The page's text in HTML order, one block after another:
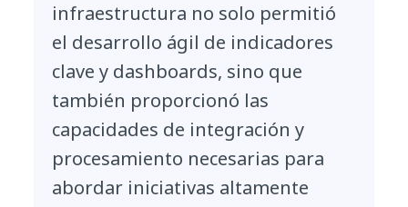
infraestructura no solo permitió
el desarrollo ágil de indicadores
clave y dashboards, sino que
también proporcionó las
capacidades de integración y
procesamiento necesarias para
abordar iniciativas altamente